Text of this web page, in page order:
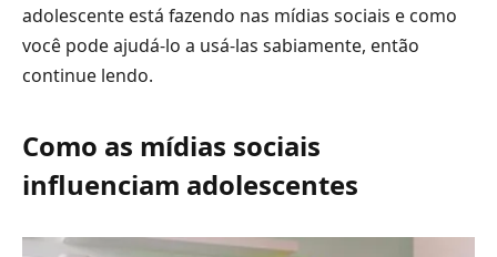
adolescente está fazendo nas mídias sociais e como
você pode ajudá-lo a usá-las sabiamente, então
continue lendo.
Como as mídias sociais
influenciam adolescentes